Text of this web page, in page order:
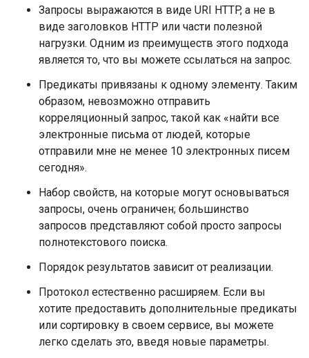
Запросы выражаются в виде URI HTTP, а не в
виде заголовков HTTP или части полезной
нагрузки. Одним из преимуществ этого подхода
является то, что вы можете ссылаться на запрос.
Предикаты привязаны к одному элементу. Таким
образом, невозможно отправить
корреляционный запрос, такой как «найти все
электронные письма от людей, которые
отправили мне не менее 10 электронных писем
сегодня».
Набор свойств, на которые могут основываться
запросы, очень ограничен; большинство
запросов представляют собой просто запросы
полнотекстового поиска.
Порядок результатов зависит от реализации.
Протокол естественно расширяем. Если вы
хотите предоставить дополнительные предикаты
или сортировку в своем сервисе, вы можете
легко сделать это, введя новые параметры.